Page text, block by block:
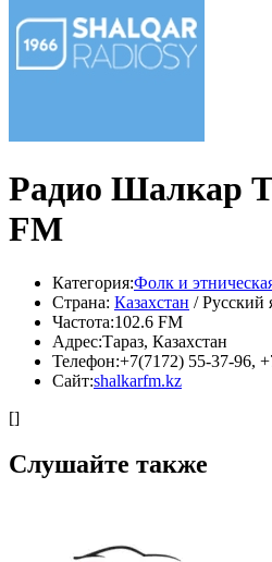
Радио Шалкар
FM
Категория:Фолк и
Страна: Казахстан / Русский
Частота:102.6 FM
Адрес:Тараз, Казахстан
Телефон:+7(7172) 55-37-96,
Сайт:shalkarfm.kz
[]
Слушайте также